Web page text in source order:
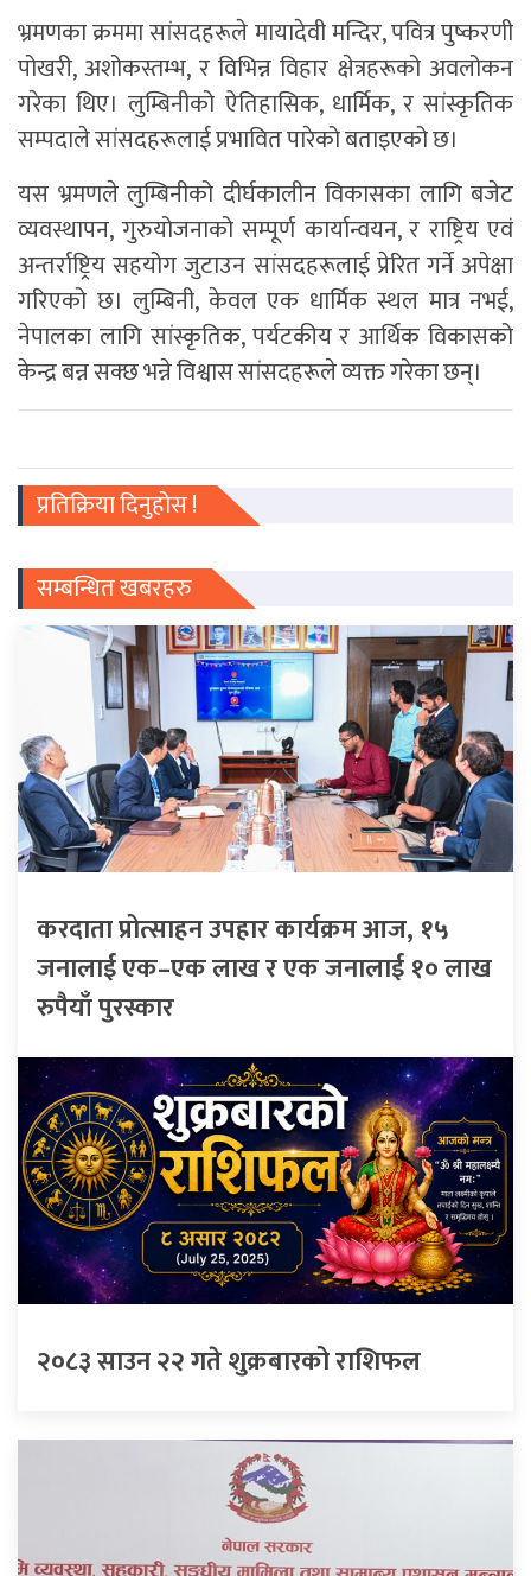
भ्रमणका क्रममा सांसदहरूले मायादेवी मन्दिर, पवित्र पुष्करणी
पोखरी, अशोकस्तम्भ, र विभिन्न विहार क्षेत्रहरूको अवलोकन
गरेका थिए। लुम्बिनीको ऐतिहासिक, धार्मिक, र सांस्कृतिक
सम्पदाले सांसदहरूलाई प्रभावित पारेको बताइएको छ।
यस भ्रमणले लुम्बिनीको दीर्घकालीन विकासका लागि बजेट
व्यवस्थापन, गुरुयोजनाको सम्पूर्ण कार्यान्वयन, र राष्ट्रिय एवं
अन्तर्राष्ट्रिय सहयोग जुटाउन सांसदहरूलाई प्रेरित गर्ने अपेक्षा
गरिएको छ। लुम्बिनी, केवल एक धार्मिक स्थल मात्र नभई,
नेपालका लागि सांस्कृतिक, पर्यटकीय र आर्थिक विकासको
केन्द्र बन्न सक्छ भन्ने विश्वास सांसदहरूले व्यक्त गरेका छन्।
प्रतिक्रिया दिनुहोस !
सम्बन्धित खबरहरु
करदाता प्रोत्साहन उपहार कार्यक्रम आज, १५
जनालाई एक–एक लाख र एक जनालाई १० लाख
रुपैयाँ पुरस्कार
२०८३ साउन २२ गते शुक्रबारको राशिफल